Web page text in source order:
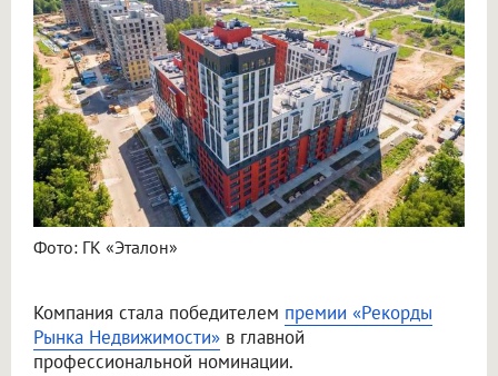
Фото: ГК «Эталон»
Компания стала победителем премии «Рекорды
Рынка Недвижимости» в главной
профессиональной номинации.